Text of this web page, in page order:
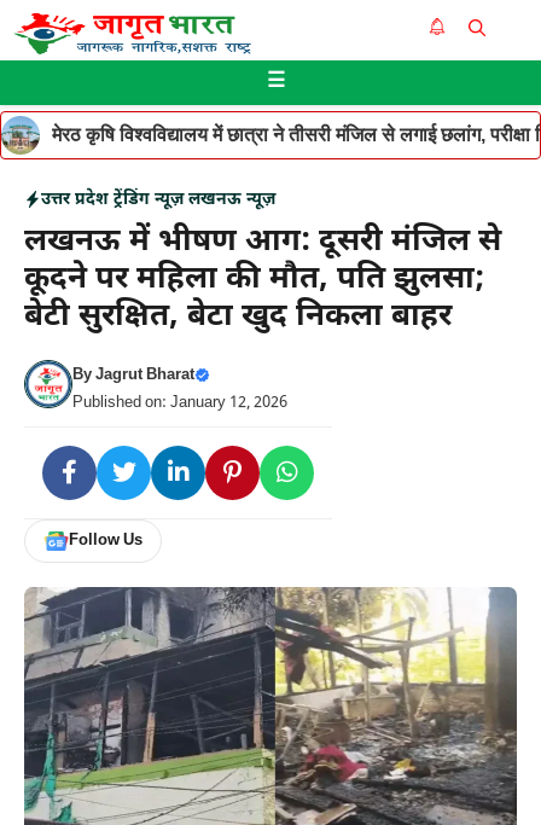
Skip
to
☰
मेरठ कृषि विश्वविद्यालय में छात्रा ने तीसरी मंजिल से लगाई छलांग,
उत्तर प्रदेश ट्रेंडिंग न्यूज़ लखनऊ न्यूज़
लखनऊ में भीषण आग: दूसरी मंजिल से
कूदने पर महिला की मौत, पति झुलसा;
बेटी सुरक्षित, बेटा खुद निकला बाहर
ByJagrut Bharat
Published on: January 12, 2026
Follow Us